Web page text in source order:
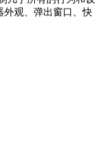
外观、弹出窗口、快